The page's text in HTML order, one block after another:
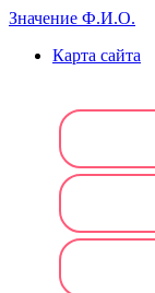
Значение Ф.И.О.
Карта сайта